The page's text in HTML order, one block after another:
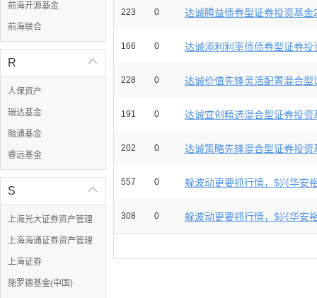
前海开源基金
前海联合

R
人保资产
瑞达基金
融通基金
睿远基金

S
上海光大证券资产管理
上海海通证券资产管理
上海证券
施罗德基金(中国)
223 0 达诚腾益债券型证券投资基
166 0 达诚添利利率债债券型证券投
228 0 达诚价值先锋灵活配置混合型
191 0 达诚宜创精选混合型证券投资
202 0 达诚策略先锋混合型证券投资
557 0 躲波动更要抓行情，$兴华安
308 0 躲波动更要抓行情，$兴华安